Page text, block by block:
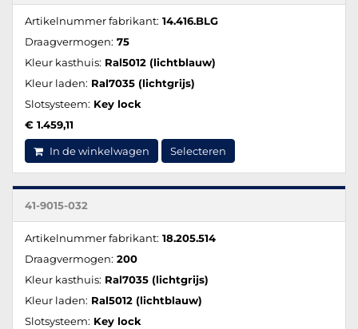
Artikelnummer fabrikant: 14.416.BLG
Draagvermogen: 75
Kleur kasthuis: Ral5012 (lichtblauw)
Kleur laden: Ral7035 (lichtgrijs)
Slotsysteem: Key lock
€ 1.459,11
In de winkelwagen Selecteren
41-9015-032
Artikelnummer fabrikant: 18.205.514
Draagvermogen: 200
Kleur kasthuis: Ral7035 (lichtgrijs)
Kleur laden: Ral5012 (lichtblauw)
Slotsysteem: Key lock